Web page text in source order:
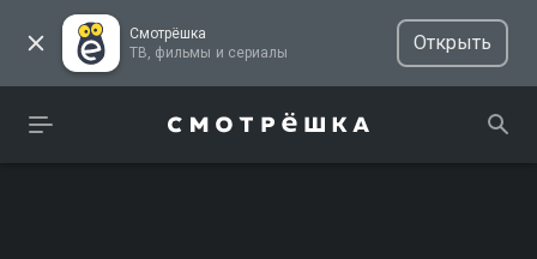
Смотрёшка
ТВ, фильмы и сериалы
Открыть